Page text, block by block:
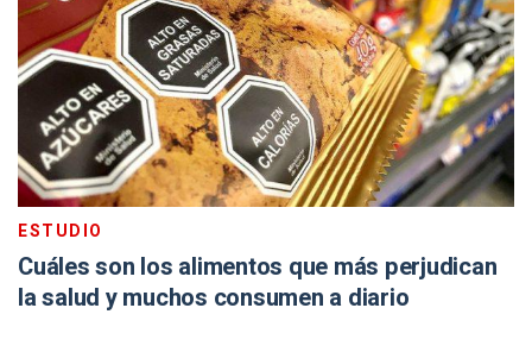
ESTUDIO
Cuáles son los alimentos que más perjudican
la salud y muchos consumen a diario